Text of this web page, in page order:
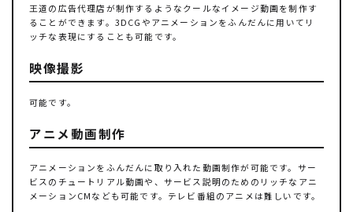
王道の広告代理店が制作するようなクールなイメージ動画を制作す
ることができます。3DCGやアニメーションをふんだんに用いてリ
ッチな表現にすることも可能です。
映像撮影
可能です。
アニメ動画制作
アニメーションをふんだんに取り入れた動画制作が可能です。サー
ビスのチュートリアル動画や、サービス説明のためのリッチなアニ
メーションCMなども可能です。テレビ番組のアニメは難しいです。